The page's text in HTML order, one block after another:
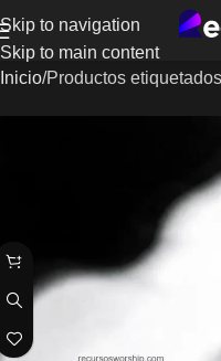
Skip to navigation
Skip to main content
Inicio Productos